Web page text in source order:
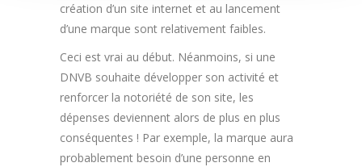
création d’un site internet et au lancement
d’une marque sont relativement faibles.
Ceci est vrai au début. Néanmoins, si une
DNVB souhaite développer son activité et
renforcer la notoriété de son site, les
dépenses deviennent alors de plus en plus
conséquentes ! Par exemple, la marque aura
probablement besoin d’une personne en